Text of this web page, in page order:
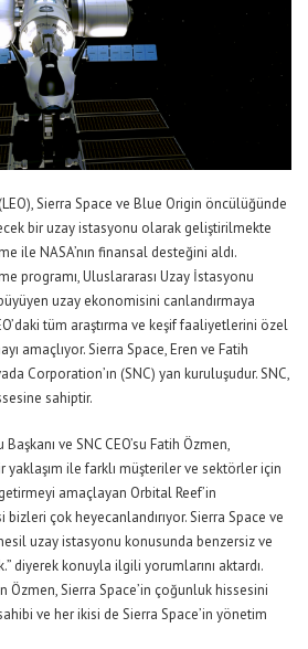
Sierra Space ve Blue Origin öncülüğünde
bir uzay istasyonu olarak geliştirilmekte
ile NASA’nın finansal desteğini aldı.
programı, Uluslararası Uzay İstasyonu
uzay ekonomisini canlandırmaya
tüm araştırma ve keşif faaliyetlerini özel
amaçlıyor. Sierra Space, Eren ve Fatih
Corporation’ın (SNC) yan kuruluşudur. SNC,
sahiptir.
ve SNC CEO’su Fatih Özmen,
yaklaşım ile farklı müşteriler ve sektörler için
amaçlayan Orbital Reef’in
çok heyecanlandırıyor. Sierra Space ve
uzay istasyonu konusunda benzersiz ve
diyerek konuyla ilgili yorumlarını aktardı.
Özmen, Sierra Space’in çoğunluk hissesini
ve her ikisi de Sierra Space’in yönetim